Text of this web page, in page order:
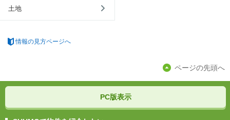
土地
情報の見方ページへ
ページの先頭へ
PC版表示